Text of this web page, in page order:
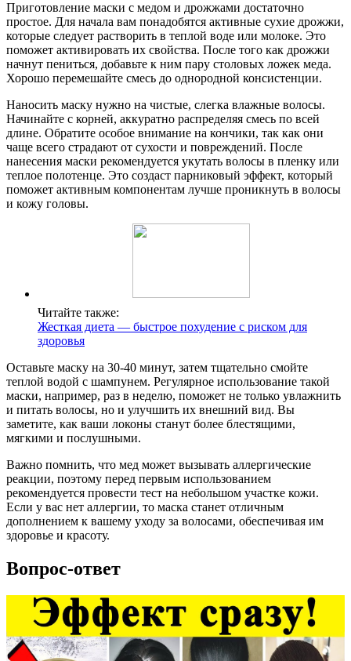
Приготовление маски с медом и дрожжами достаточно
простое. Для начала вам понадобятся активные сухие дрожжи,
которые следует растворить в теплой воде или молоке. Это
поможет активировать их свойства. После того как дрожжи
начнут пениться, добавьте к ним пару столовых ложек меда.
Хорошо перемешайте смесь до однородной консистенции.
Наносить маску нужно на чистые, слегка влажные волосы.
Начинайте с корней, аккуратно распределяя смесь по всей
длине. Обратите особое внимание на кончики, так как они
чаще всего страдают от сухости и повреждений. После
нанесения маски рекомендуется укутать волосы в пленку или
теплое полотенце. Это создаст парниковый эффект, который
поможет активным компонентам лучше проникнуть в волосы
и кожу головы.
Читайте также:
Жесткая диета — быстрое похудение с риском для
здоровья
Оставьте маску на 30-40 минут, затем тщательно смойте
теплой водой с шампунем. Регулярное использование такой
маски, например, раз в неделю, поможет не только увлажнить
и питать волосы, но и улучшить их внешний вид. Вы
заметите, как ваши локоны станут более блестящими,
мягкими и послушными.
Важно помнить, что мед может вызывать аллергические
реакции, поэтому перед первым использованием
рекомендуется провести тест на небольшом участке кожи.
Если у вас нет аллергии, то маска станет отличным
дополнением к вашему уходу за волосами, обеспечивая им
здоровье и красоту.
Вопрос-ответ